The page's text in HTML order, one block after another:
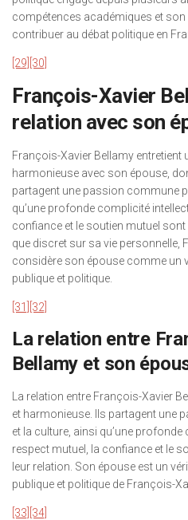
compétences académiques et
contribuer au débat politique en
[29] [30]
François-Xavier
relation avec son
François-Xavier Bellamy entretient
harmonieuse avec son épouse,
partagent une passion commune
qu’une profonde complicité
confiance et le soutien mutuel sont
que discret sur sa vie personnelle,
considère son épouse comme un
publique et politique.
[31] [32]
La relation entre
Bellamy et son
La relation entre François-Xavier
et harmonieuse. Ils partagent une
et la culture, ainsi qu’une profonde
respect mutuel, la confiance et le
leur relation. Son épouse est un
publique et politique de François-
[33] [34]